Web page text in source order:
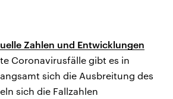
Zahlen und Entwicklungen
Coronavirusfälle gibt es in
sich die Ausbreitung des
sich die Fallzahlen